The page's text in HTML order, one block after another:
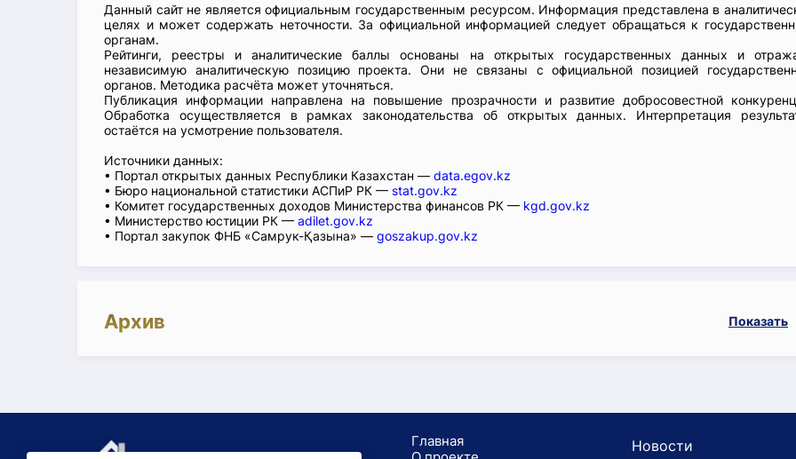
Данный сайт не является официальным государственным ресурсом. Информация представлена в
целях и может содержать неточности. За официальной информацией следует обращаться к
органам.
Рейтинги, реестры и аналитические баллы основаны на открытых государственных данных и
независимую аналитическую позицию проекта. Они не связаны с официальной позицией
органов. Методика расчёта может уточняться.
Публикация информации направлена на повышение прозрачности и развитие добросовестной
Обработка осуществляется в рамках законодательства об открытых данных. Интерпретация
остаётся на усмотрение пользователя.
Источники данных:
• Портал открытых данных Республики Казахстан — data.egov.kz
• Бюро национальной статистики АСПиР РК — stat.gov.kz
• Комитет государственных доходов Министерства финансов РК — kgd.gov.kz
• Министерство юстиции РК — adilet.gov.kz
• Портал закупок ФНБ «Самрук-Қазына» — goszakup.gov.kz
Архив Показать
Главная
Новости